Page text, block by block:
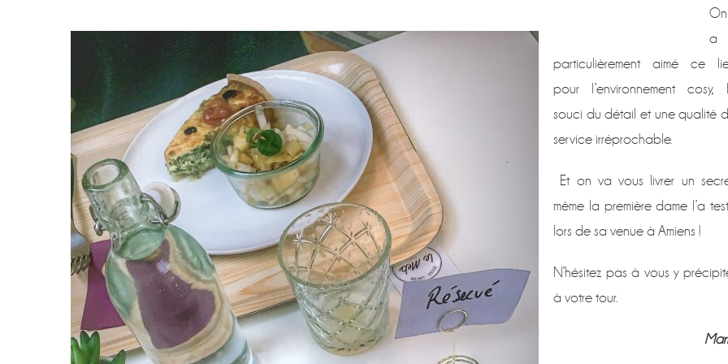
On
a
particulièrement aimé ce
pour l’environnement cosy,
souci du détail et une qualité
service irréprochable.
Et on va vous livrer un
même la première dame l’a
lors de sa venue à Amiens !
N’hésitez pas à vous y
à votre tour.